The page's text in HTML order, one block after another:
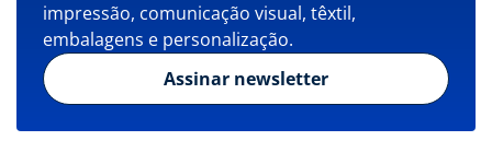
impressão, comunicação visual, têxtil,
embalagens e personalização.
Assinar newsletter